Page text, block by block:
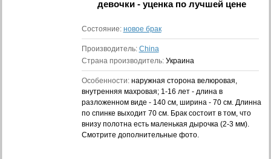
девочки - уценкапо лучшей цене
Состояние: новое брак
Производитель: China
Страна производитель: Украина
Особенности: наружная сторона велюровая,
внутренняя махровая; 1-16 лет - длина в
разложенном виде - 140 см, ширина - 70 см. Длинна
по спинке выходит 70 см. Брак состоит в том, что
внизу полотна есть маленькая дырочка (2-3 мм).
Смотрите дополнительные фото.